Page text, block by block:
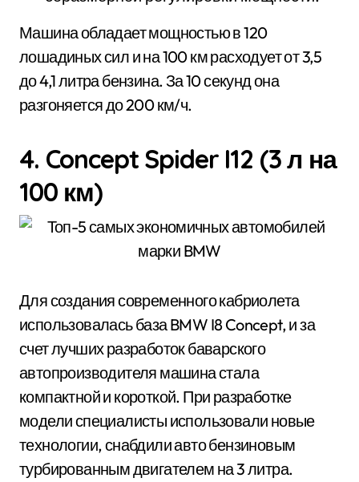
Машина обладает мощностью в 120
лошадиных сил и на 100 км расходует от 3,5
до 4,1 литра бензина. За 10 секунд она
разгоняется до 200 км/ч.
4. Concept Spider I12 (3 л на
100 км)
Для создания современного кабриолета
использовалась база BMW I8 Concept, и за
счет лучших разработок баварского
автопроизводителя машина стала
компактной и короткой. При разработке
модели специалисты использовали новые
технологии, снабдили авто бензиновым
турбированным двигателем на 3 литра.